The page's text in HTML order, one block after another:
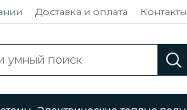
Доставка и оплата Контакты